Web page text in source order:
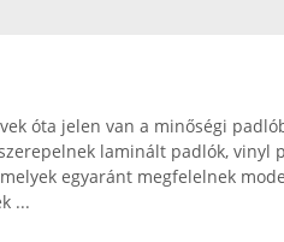
óta jelen van a minőségi
laminált padlók, vinyl
egyaránt megfelelnek
...